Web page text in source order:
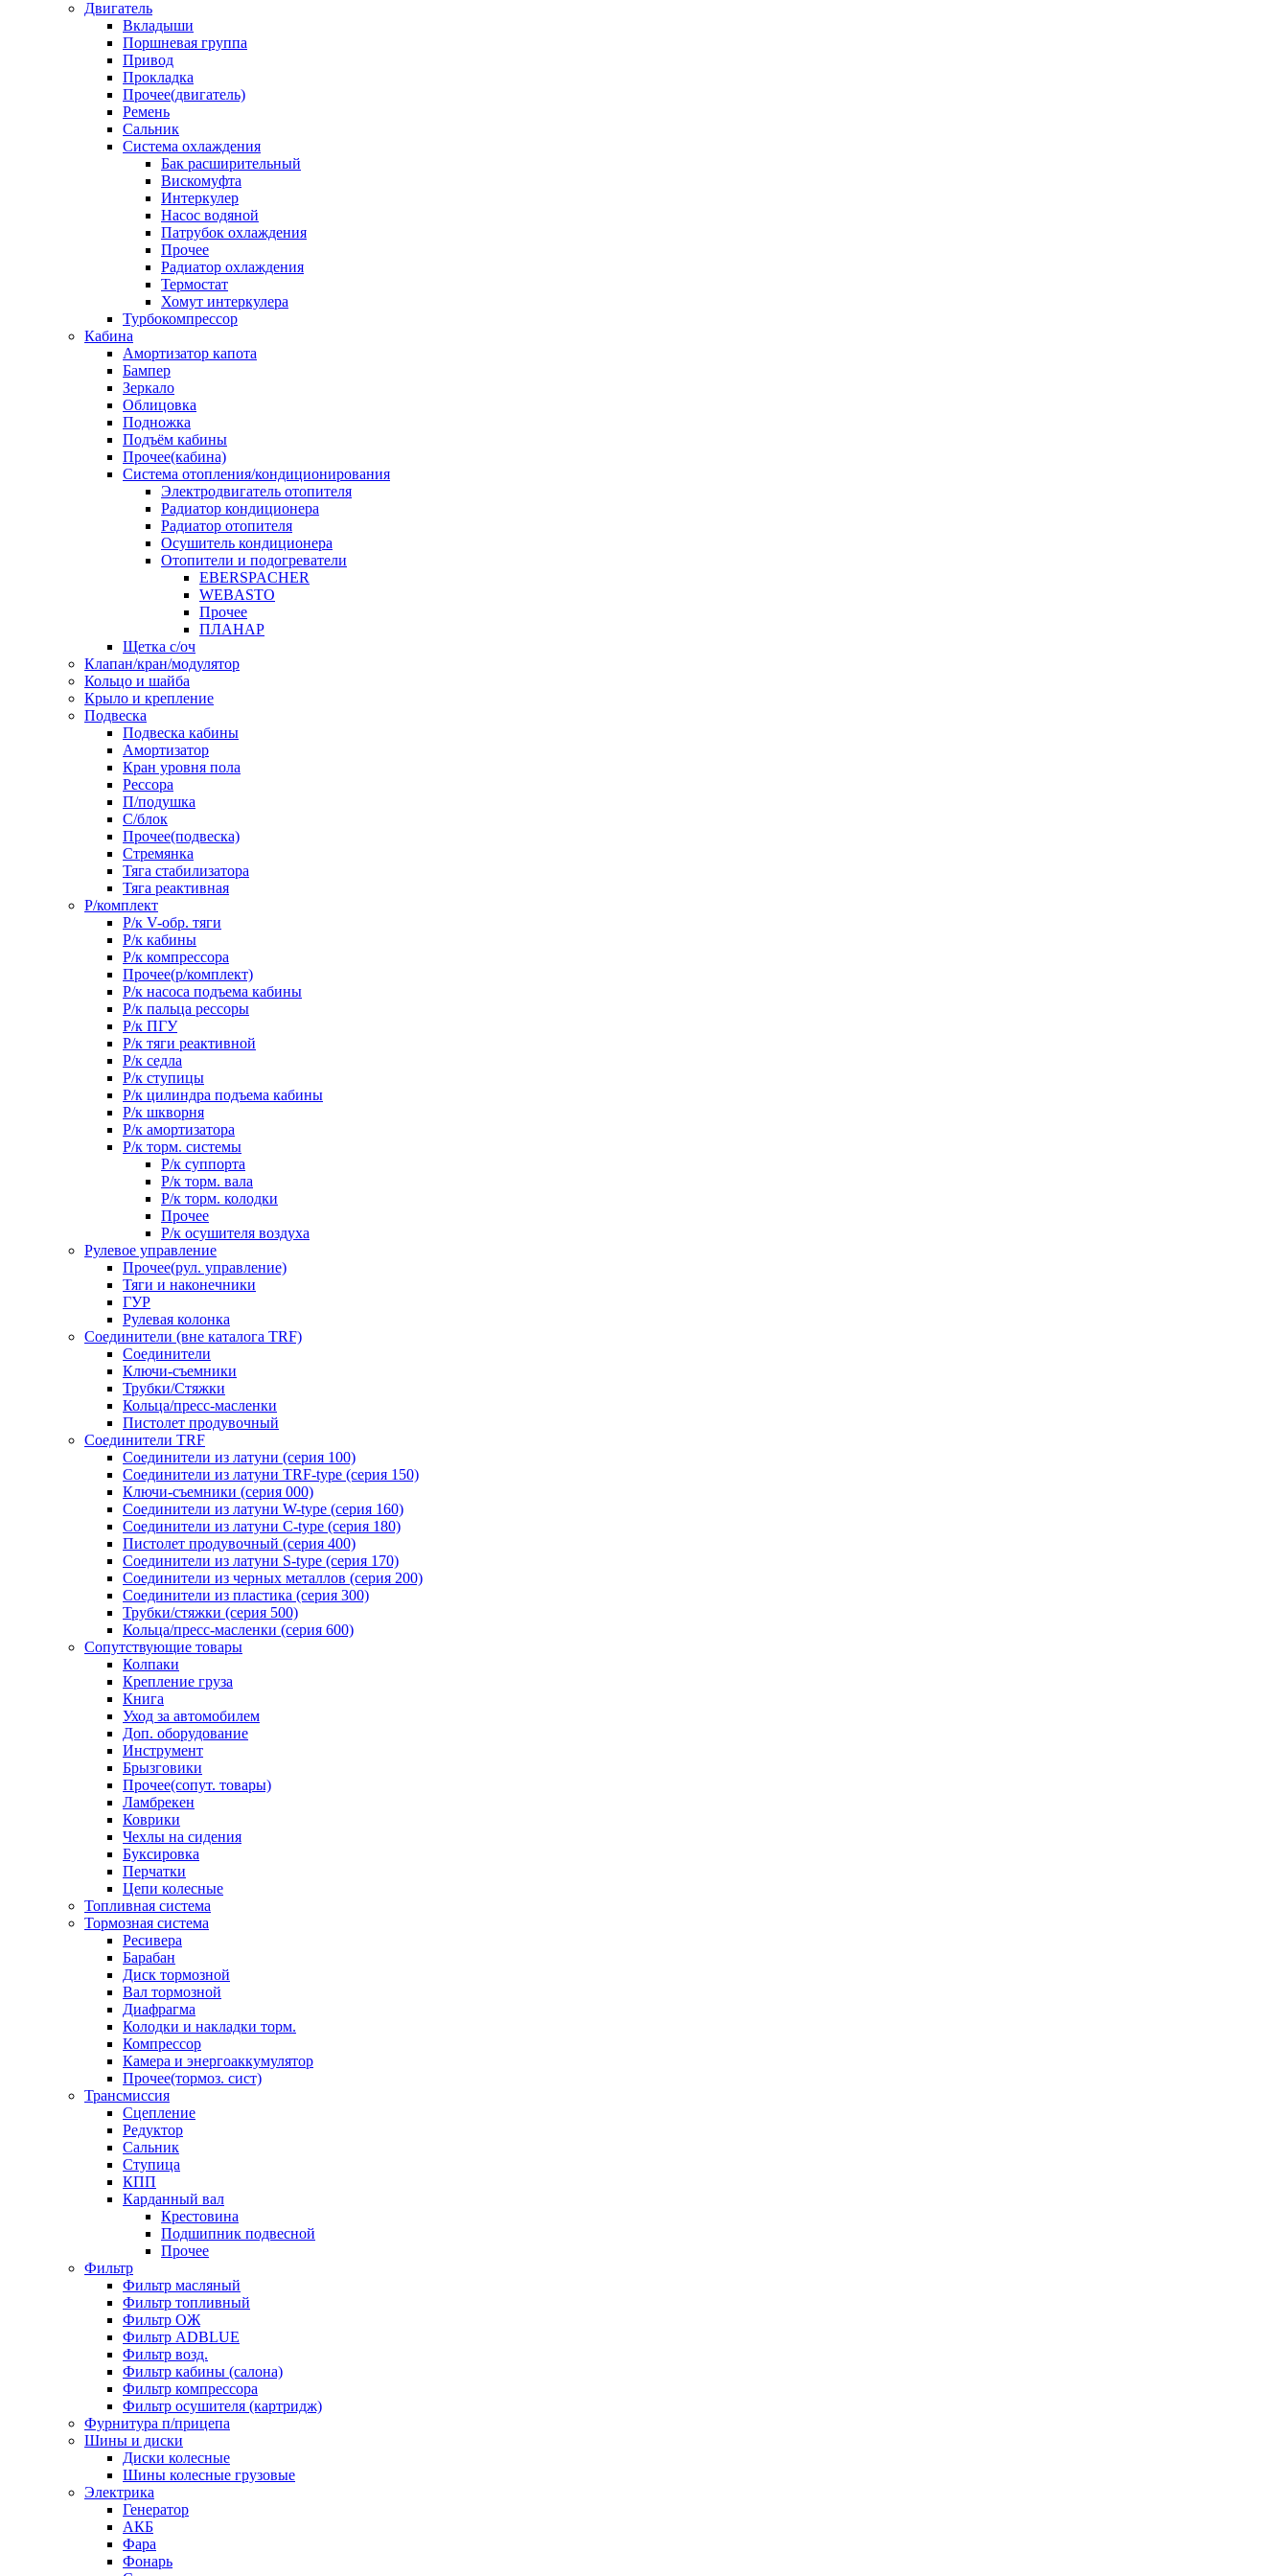
Двигатель
Вкладыши
Поршневая группа
Привод
Прокладка
Прочее(двигатель)
Ремень
Сальник
Система охлаждения
Бак расширительный
Вискомуфта
Интеркулер
Насос водяной
Патрубок охлаждения
Прочее
Радиатор охлаждения
Термостат
Хомут интеркулера
Турбокомпрессор
Кабина
Амортизатор капота
Бампер
Зеркало
Облицовка
Подножка
Подъём кабины
Прочее(кабина)
Система отопления/кондиционирования
Электродвигатель отопителя
Радиатор кондиционера
Радиатор отопителя
Осушитель кондиционера
Отопители и подогреватели
EBERSPACHER
WEBASTO
Прочее
ПЛАНАР
Щетка с/оч
Клапан/кран/модулятор
Кольцо и шайба
Крыло и крепление
Подвеска
Подвеска кабины
Амортизатор
Кран уровня пола
Рессора
П/подушка
С/блок
Прочее(подвеска)
Стремянка
Тяга стабилизатора
Тяга реактивная
Р/комплект
Р/к V-обр. тяги
Р/к кабины
Р/к компрессора
Прочее(р/комплект)
Р/к насоса подъема кабины
Р/к пальца рессоры
Р/к ПГУ
Р/к тяги реактивной
Р/к седла
Р/к ступицы
Р/к цилиндра подъема кабины
Р/к шкворня
Р/к амортизатора
Р/к торм. системы
Р/к суппорта
Р/к торм. вала
Р/к торм. колодки
Прочее
Р/к осушителя воздуха
Рулевое управление
Прочее(рул. управление)
Тяги и наконечники
ГУР
Рулевая колонка
Соединители (вне каталога TRF)
Соединители
Ключи-cъемники
Трубки/Стяжки
Кольца/пресс-масленки
Пистолет продувочный
Соединители TRF
Соединители из латуни (серия 100)
Соединители из латуни TRF-type (серия 150)
Ключи-съемники (серия 000)
Соединители из латуни W-type (серия 160)
Соединители из латуни С-type (серия 180)
Пистолет продувочный (серия 400)
Соединители из латуни S-type (серия 170)
Соединители из черных металлов (серия 200)
Соединители из пластика (серия 300)
Трубки/стяжки (серия 500)
Кольца/пресс-масленки (серия 600)
Сопутствующие товары
Колпаки
Крепление груза
Книга
Уход за автомобилем
Доп. оборудование
Инструмент
Брызговики
Прочее(сопут. товары)
Ламбрекен
Коврики
Чехлы на сидения
Буксировка
Перчатки
Цепи колесные
Топливная система
Тормозная система
Ресивера
Барабан
Диск тормозной
Вал тормозной
Диафрагма
Колодки и накладки торм.
Компрессор
Камера и энергоаккумулятор
Прочее(тормоз. сист)
Трансмиссия
Сцепление
Редуктор
Сальник
Ступица
КПП
Карданный вал
Крестовина
Подшипник подвесной
Прочее
Фильтр
Фильтр масляный
Фильтр топливный
Фильтр ОЖ
Фильтр ADBLUE
Фильтр возд.
Фильтр кабины (салона)
Фильтр компрессора
Фильтр осушителя (картридж)
Фурнитура п/прицепа
Шины и диски
Диски колесные
Шины колесные грузовые
Электрика
Генератор
АКБ
Фара
Фонарь